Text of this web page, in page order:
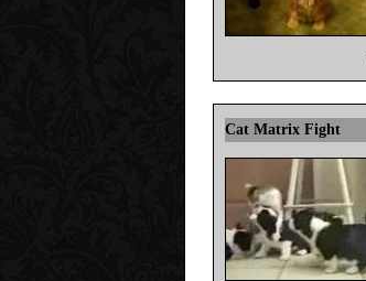
Cat Matrix Fight